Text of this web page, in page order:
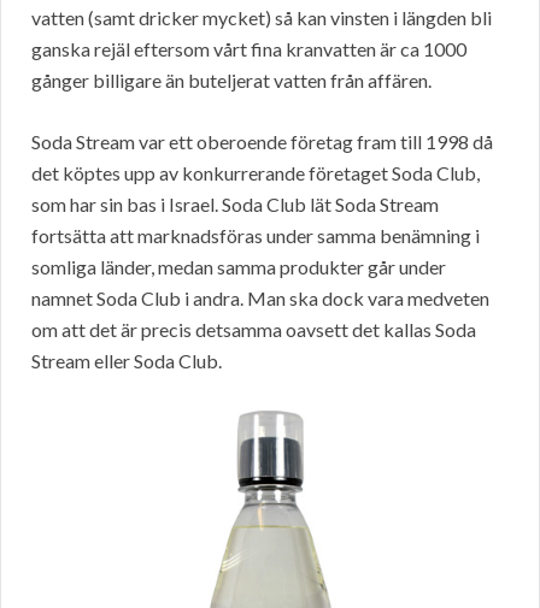
vatten (samt dricker mycket) så kan vinsten i längden bli
ganska rejäl eftersom vårt fina kranvatten är ca 1000
gånger billigare än buteljerat vatten från affären.
Soda Stream var ett oberoende företag fram till 1998 då
det köptes upp av konkurrerande företaget Soda Club,
som har sin bas i Israel. Soda Club lät Soda Stream
fortsätta att marknadsföras under samma benämning i
somliga länder, medan samma produkter går under
namnet Soda Club i andra. Man ska dock vara medveten
om att det är precis detsamma oavsett det kallas Soda
Stream eller Soda Club.